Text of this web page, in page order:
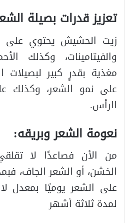
تعزيز قدرات بصيلة
زيت الحشيش يحتوي على
والفيتامينات، وكذلك
مغذية بقدرٍ كبير لبصيلات
على نمو الشعر، وكذلك
الرأس.
نعومة الشعر وبريقه:
من الأن فصاعدًا لا
الخشن، أو الشعر الجاف،
على الشعر يوميًا بمعدل
لمدة ثلاثة أشهر